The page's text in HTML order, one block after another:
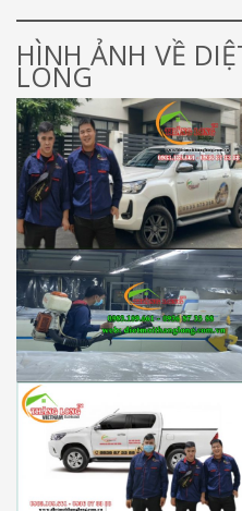
HÌNH ẢNH VỀ
LONG